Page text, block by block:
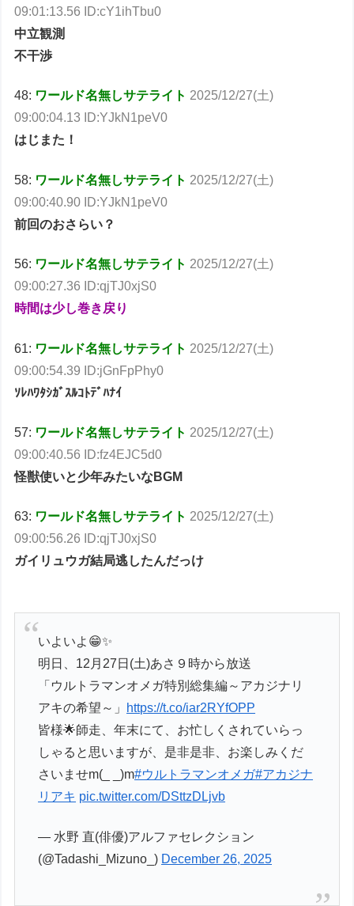
09:01:13.56 ID:cY1ihTbu0
中立観測
不干渉
48: ワールド名無しサテライト 2025/12/27(土)
09:00:04.13 ID:YJkN1peV0
はじまた！
58: ワールド名無しサテライト 2025/12/27(土)
09:00:40.90 ID:YJkN1peV0
前回のおさらい？
56: ワールド名無しサテライト 2025/12/27(土)
09:00:27.36 ID:qjTJ0xjS0
時間は少し巻き戻り
61: ワールド名無しサテライト 2025/12/27(土)
09:00:54.39 ID:jGnFpPhy0
ｿﾚﾊﾜﾀｼｶﾞｽﾙｺﾄﾃﾞﾊﾅｲ
57: ワールド名無しサテライト 2025/12/27(土)
09:00:40.56 ID:fz4EJC5d0
怪獣使いと少年みたいなBGM
63: ワールド名無しサテライト 2025/12/27(土)
09:00:56.26 ID:qjTJ0xjS0
ガイリュウガ結局逃したんだっけ
いよいよ😁✨
明日、12月27日(土)あさ９時から放送
「ウルトラマンオメガ特別総集編～アカジナリ
アキの希望～」
https://t.co/iar2RYfOPP
皆様🌟師走、年末にて、お忙しくされていらっ
しゃると思いますが、是非是非、お楽しみくだ
さいませm(_ _)m#ウルトラマンオメガ#アカジナ
リアキ pic.twitter.com/DSttzDLjvb
— 水野 直(俳優)アルファセレクション
(@Tadashi_Mizuno_) December 26, 2025